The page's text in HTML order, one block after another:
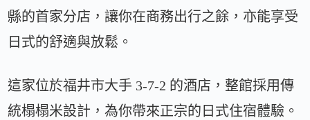
縣的首家分店，讓你在商務出行之餘，亦能享受
日式的舒適與放鬆。
這家位於福井市大手 3-7-2 的酒店，整館採用傳
統榻榻米設計，為你帶來正宗的日式住宿體驗。